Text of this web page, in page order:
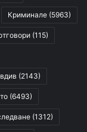
Криминале (5963)
(115)
(2143)
(6493)
(1312)